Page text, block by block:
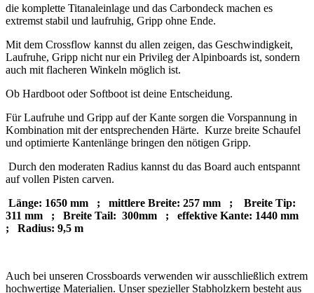
die komplette Titanaleinlage und das Carbondeck machen es
extremst stabil und laufruhig, Gripp ohne Ende.
Mit dem Crossflow kannst du allen zeigen, das Geschwindigkeit,
Laufruhe, Gripp nicht nur ein Privileg der Alpinboards ist, sondern
auch mit flacheren Winkeln möglich ist.
Ob Hardboot oder Softboot ist deine Entscheidung.
Für Laufruhe und Gripp auf der Kante sorgen die Vorspannung in
Kombination mit der entsprechenden Härte. Kurze breite Schaufel
und optimierte Kantenlänge bringen den nötigen Gripp.
Durch den moderaten Radius kannst du das Board auch entspannt
auf vollen Pisten carven.
Länge: 1650 mm ; mittlere Breite: 257 mm ; Breite Tip:
311 mm ; Breite Tail: 300mm ; effektive Kante: 1440 mm
; Radius: 9,5 m
Auch bei unseren Crossboards verwenden wir ausschließlich extrem
hochwertige Materialien. Unser spezieller Stabholzkern besteht aus